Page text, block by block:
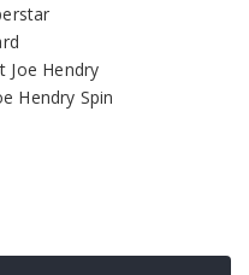
Joe Hendry
Hendry Spin